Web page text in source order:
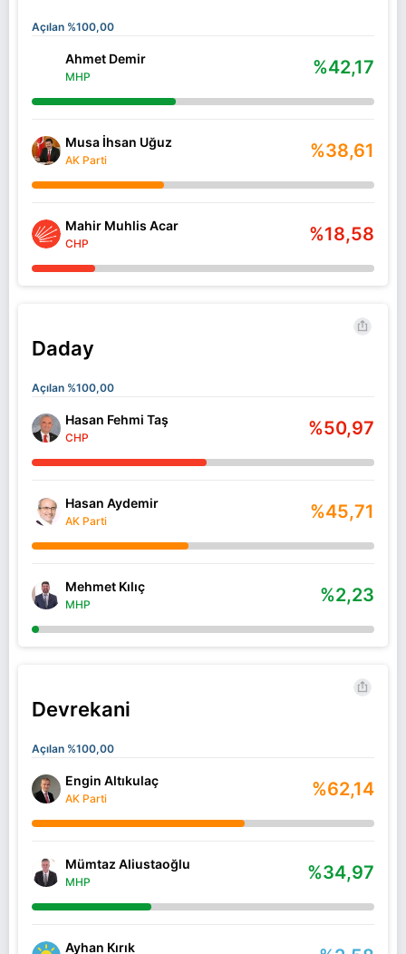
Açılan %100,00
Ahmet Demir
MHP %42,17
Musa İhsan Uğuz
AK Parti %38,61
Mahir Muhlis Acar
CHP %18,58
Daday
Açılan %100,00
Hasan Fehmi Taş
CHP %50,97
Hasan Aydemir
AK Parti %45,71
Mehmet Kılıç
MHP %2,23
Devrekani
Açılan %100,00
Engin Altıkulaç
AK Parti %62,14
Mümtaz Aliustaoğlu
MHP %34,97
Ayhan Kırık